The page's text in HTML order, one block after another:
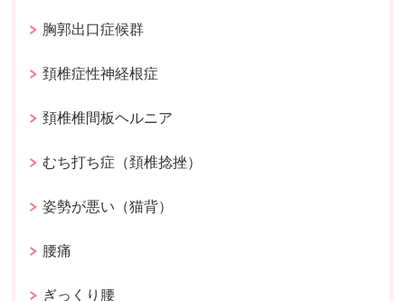
胸郭出口症候群
頚椎症性神経根症
頚椎椎間板ヘルニア
むち打ち症（頚椎捻挫）
姿勢が悪い（猫背）
腰痛
ぎっくり腰